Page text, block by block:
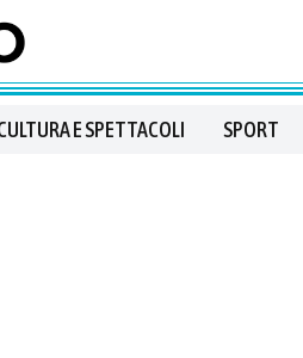
E SPETTACOLI SPORT